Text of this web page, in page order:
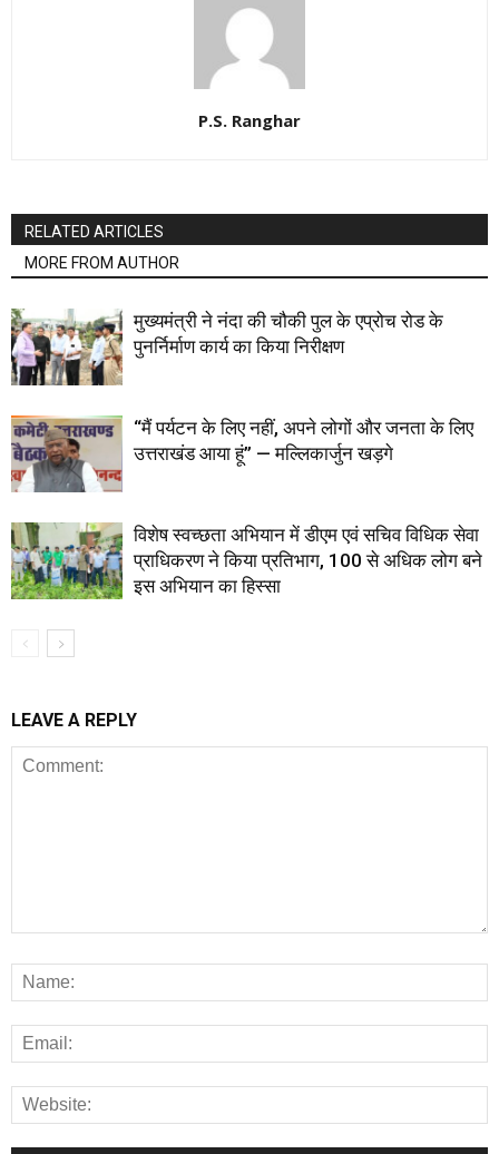
P.S. Ranghar
RELATED ARTICLES
MORE FROM AUTHOR
मुख्यमंत्री ने नंदा की चौकी पुल के एप्रोच रोड के
पुनर्निर्माण कार्य का किया निरीक्षण
“मैं पर्यटन के लिए नहीं, अपने लोगों और जनता के लिए
उत्तराखंड आया हूं” — मल्लिकार्जुन खड़गे
विशेष स्वच्छता अभियान में डीएम एवं सचिव विधिक सेवा
प्राधिकरण ने किया प्रतिभाग, 100 से अधिक लोग बने
इस अभियान का हिस्सा
LEAVE A REPLY